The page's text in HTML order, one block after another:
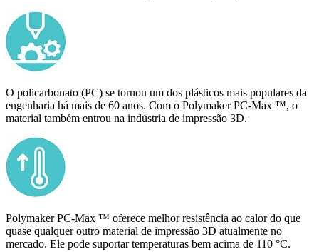
O policarbonato (PC) se tornou um dos plásticos mais populares da
engenharia há mais de 60 anos. Com o Polymaker PC-Max ™, o
material também entrou na indústria de impressão 3D.
Polymaker PC-Max ™ oferece melhor resistência ao calor do que
quase qualquer outro material de impressão 3D atualmente no
mercado. Ele pode suportar temperaturas bem acima de 110 °C.